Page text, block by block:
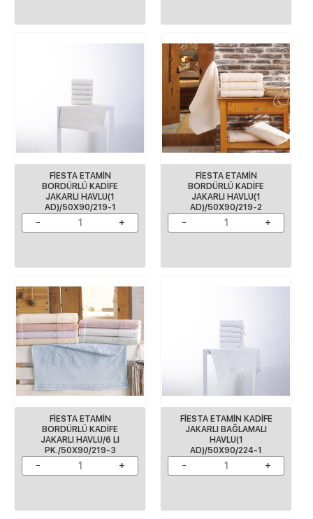
FİESTA ETAMİN
BORDÜRLÜ KADİFE
JAKARLI HAVLU(1
AD)/50X90/219-1
FİESTA ETAMİN
BORDÜRLÜ KADİFE
JAKARLI HAVLU(1
AD)/50X90/219-2
FİESTA ETAMİN
BORDÜRLÜ KADİFE
JAKARLI HAVLU/6 LI
PK./50X90/219-3
FİESTA ETAMİN KADİFE
JAKARLI BAĞLAMALI
HAVLU(1
AD)/50X90/224-1